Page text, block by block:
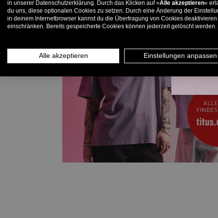
E-
in unserer Datenschutzerklärung. Durch das Klicken auf »Alle akzeptieren«
du uns, diese optionalen Cookies zu setzen. Durch eine Änderung der
in deinem Internetbrowser kannst du die Übertragung von Cookies
einschränken. Bereits gespeicherte Cookies können jederzeit gelöscht werden.
Alle akzeptieren Einstellungen anpassen